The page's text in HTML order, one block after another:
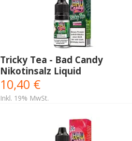
Tricky Tea - Bad Candy
Nikotinsalz Liquid
10,40 €
Inkl. 19% MwSt.